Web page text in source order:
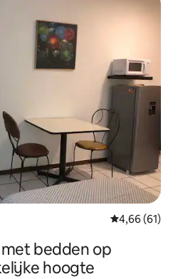
Gemiddelde
4,66 (61)
bedden op
hoogte